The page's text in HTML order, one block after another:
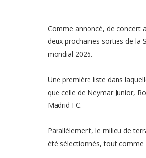
Comme annoncé, de concert
deux prochaines sorties de la
mondial 2026.
Une première liste dans
que celle de Neymar Junior,
Madrid FC.
Parallèlement, le milieu de
été sélectionnés, tout comme